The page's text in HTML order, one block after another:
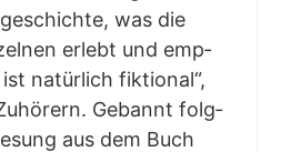
was die
erlebt und emp­
natür­lich fik­tio­nal“,
Gebannt folg­
aus dem Buch